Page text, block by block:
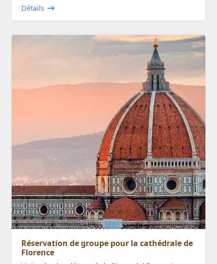
Détails
Réservation de groupe pour la cathédrale de
Florence